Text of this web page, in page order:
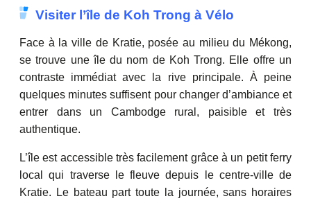
Visiter l’île de Koh Trong à Vélo
Face à la ville de Kratie, posée au milieu du Mékong,
se trouve une île du nom de Koh Trong. Elle offre un
contraste immédiat avec la rive principale. À peine
quelques minutes suffisent pour changer d’ambiance et
entrer dans un Cambodge rural, paisible et très
authentique.
L’île est accessible très facilement grâce à un petit ferry
local qui traverse le fleuve depuis le centre-ville de
Kratie. Le bateau part toute la journée, sans horaires